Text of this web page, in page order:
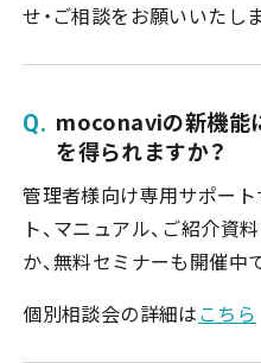
せ・ご相談をお願いいたし
moconaviの新機能
を得られますか？
管理者様向け専用サポート
ト、マニュアル、ご紹介資
か、無料セミナーも開催中
個別相談会の詳細はこちら